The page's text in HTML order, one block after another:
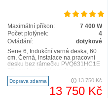
Maximální příkon:
7 400 W
Počet plotýnek:
4
Ovládání:
dotykové
Serie 6, Indukční varná deska, 60
cm, Černá, instalace na pracovní
desku bez rámečku PVQ631HC1E
hrnce nebo pánve ..
Doprava zdarma 13 750 Kč
13 750 Kč